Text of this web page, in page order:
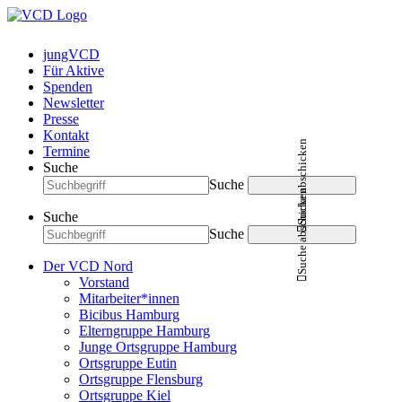
jungVCD
Für Aktive
Spenden
Newsletter
Presse
Kontakt
Termine
Suche
Suche
Suche abschicken
Suche
Suche
Suche abschicken
Der VCD Nord
Vorstand
Mitarbeiter*innen
Bicibus Hamburg
Elterngruppe Hamburg
Junge Ortsgruppe Hamburg
Ortsgruppe Eutin
Ortsgruppe Flensburg
Ortsgruppe Kiel